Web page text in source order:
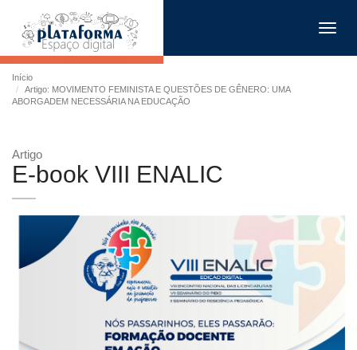
Início
Artigo: MOVIMENTO FEMINISTA E QUESTÕES DE GÊNERO: UMA
ABORGADEM NECESSÁRIA NA EDUCAÇÃO
Artigo
E-book VIII ENALIC